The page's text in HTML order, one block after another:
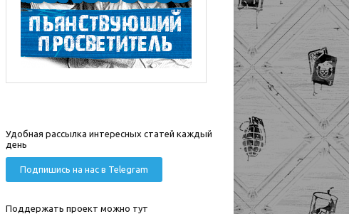
Удобная рассылка интересных статей каждый
день
Подпишись на нас в Telegram
Поддержать проект можно тут